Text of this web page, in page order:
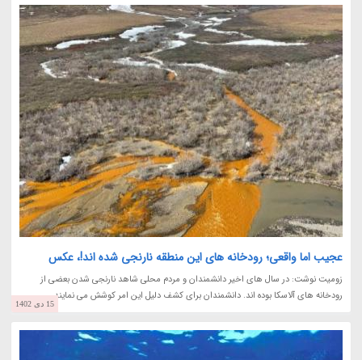
عجیب اما واقعی؛ رودخانه های این منطقه نارنجی شده اند!، عکس
زومیت نوشت: در سال های اخیر دانشمندان و مردم محلی شاهد نارنجی شدن بعضی از
رودخانه های آلاسکا بوده اند. دانشمندان برای کشف دلیل این امر کوشش می نمایند.
15 دی 1402